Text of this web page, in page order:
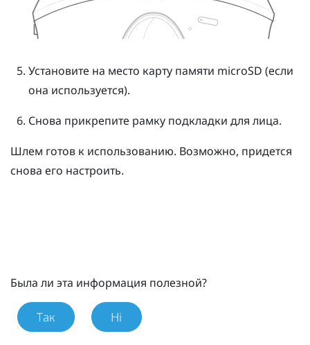
Установите на место карту памяти microSD (если
она используется).
Снова прикрепите рамку подкладки для лица.
Шлем готов к использованию. Возможно, придется
снова его настроить.
Была ли эта информация полезной?
Так Ні